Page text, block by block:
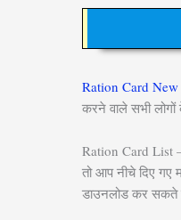
Ration Card
करने वाले सभी
Ration Card List
तो आप नीचे दिए
डाउनलोड कर सकते